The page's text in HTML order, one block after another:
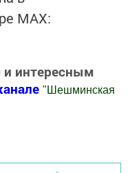
MАХ:
интересным
" Шешминская